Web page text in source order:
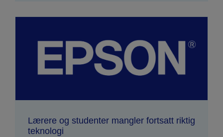
Lærere og studenter mangler fortsatt riktig
teknologi